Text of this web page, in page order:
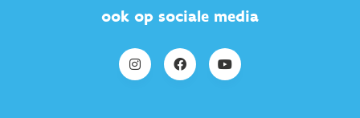
ook op sociale media